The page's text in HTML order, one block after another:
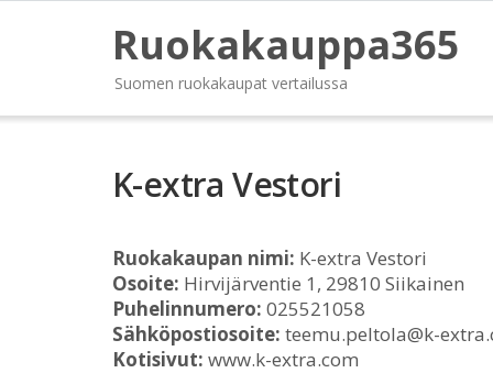
Ruokakauppa365
Suomen ruokakaupat vertailussa
K-extra Vestori
Ruokakaupan nimi: K-extra Vestori
Osoite: Hirvijärventie 1, 29810 Siikainen
Puhelinnumero: 025521058
Sähköpostiosoite: teemu.peltola@k-
Kotisivut: www.k-extra.com